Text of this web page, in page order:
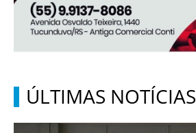
ÚLTIMAS NOTÍCIAS